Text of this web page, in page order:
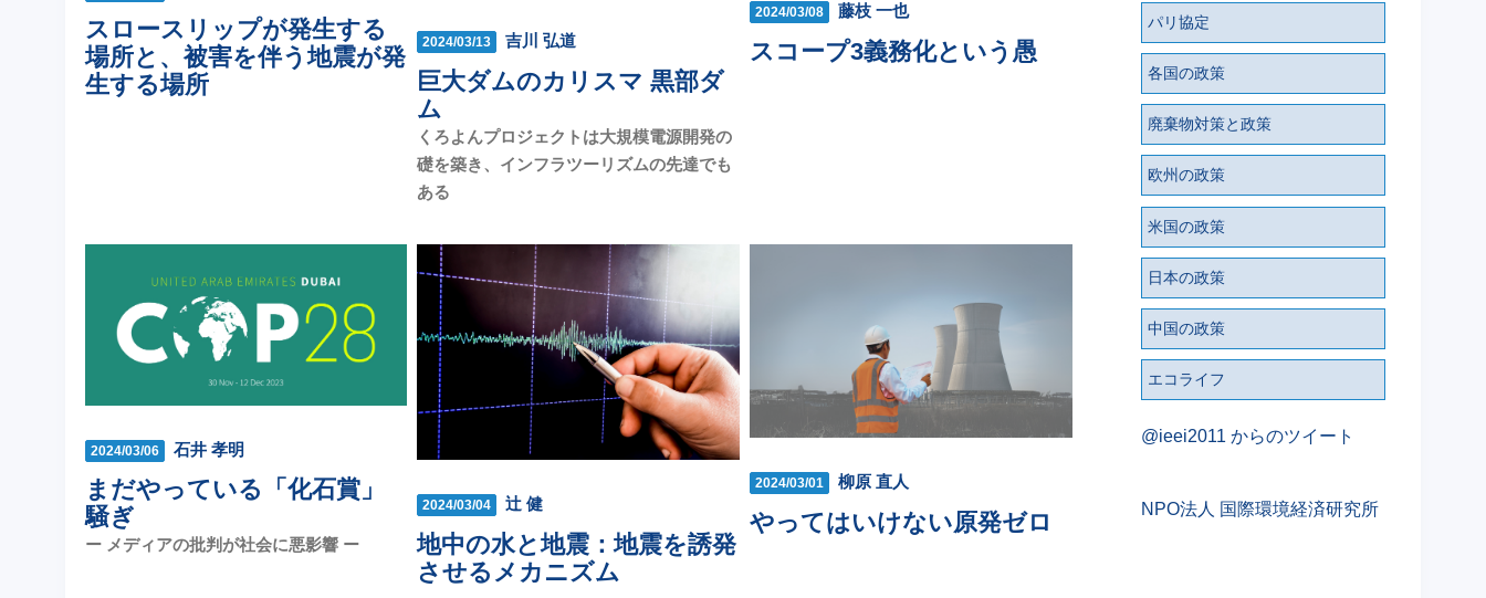
スロースリップが発生する
場所と、被害を伴う地震が発
生する場所
2024/03/13 吉川 弘道
巨大ダムのカリスマ 黒部ダ
ム
くろよんプロジェクトは大規模電源開発の
礎を築き、インフラツーリズムの先達でも
ある
2024/03/08 藤枝 一也
スコープ3義務化という愚
2024/03/06 石井 孝明
まだやっている「化石賞」
騒ぎ
ー メディアの批判が社会に悪影響 ー
2024/03/04 辻 健
地中の水と地震：地震を誘発
させるメカニズム
2024/03/01 柳原 直人
やってはいけない原発ゼロ
パリ協定
各国の政策
廃棄物対策と政策
欧州の政策
米国の政策
日本の政策
中国の政策
エコライフ
@ieei2011 からのツイート
NPO法人 国際環境経済研究所